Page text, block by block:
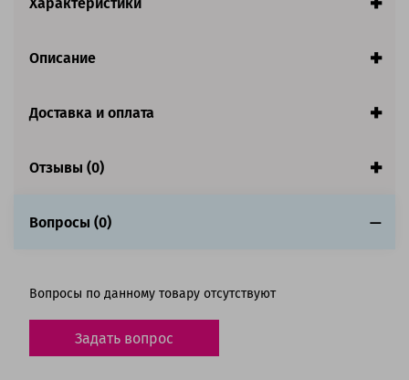
Вид товара:Картридж струйный
Ресурс:1 300 страниц формата А4 при 5%
Страна:Япония
Описание
Доставка и оплата
Отзывы (0)
Вопросы (0)
Вопросы по данному товару отсутствуют
Задать вопрос